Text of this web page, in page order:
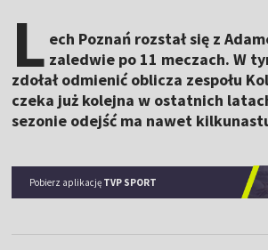
L ech Poznań rozstał się z
zaledwie po 11 meczach. W
zdołał odmienić oblicza zespołu
czeka już kolejna w ostatnich
sezonie odejść ma nawet
Pobierz aplikację TVP SPORT